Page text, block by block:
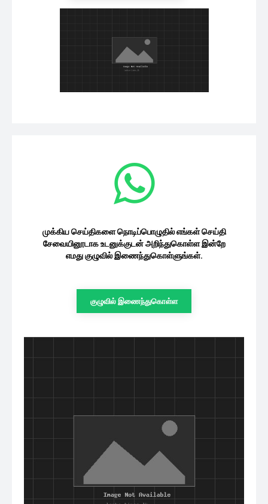
முக்கிய செய்திகளை நொடிப்பொழுதில் எங்கள் செய்தி
சேவையினூடாக உடனுக்குடன் அறிந்துகொள்ள இன்றே
எமது குழுவில் இணைந்துகொள்ளுங்கள்.
குழுவில் இணைந்துகொள்ள